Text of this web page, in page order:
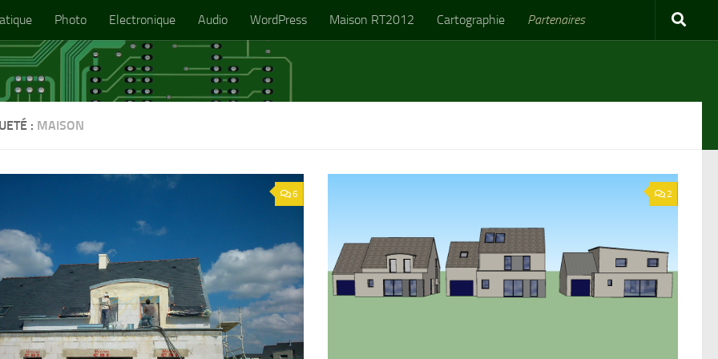
Photo Electronique Audio WordPress Maison RT2012 Cartographie Partenaires
: MAISON
6 2